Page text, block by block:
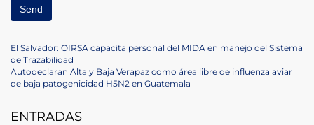
Navegación
de
Previous
Post
El Salvador: OIRSA capacita personal del MIDA en manejo del Sistema
de Trazabilidad
Next
Post
Autodeclaran Alta y Baja Verapaz como área libre de influenza aviar
de baja patogenicidad H5N2 en Guatemala
ENTRADAS